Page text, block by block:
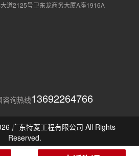
道2125号卫东龙商务大厦A座1916A
咨询热线13692264766
广东特菱工程有限公司 All Rights
Reserved.